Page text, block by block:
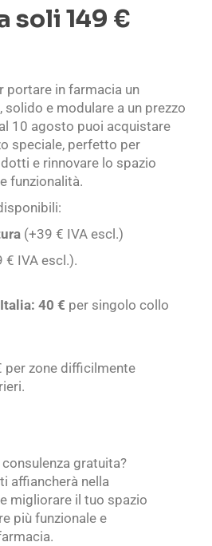
soli 149 €
portare in farmacia un
e modulare a un prezzo
10 agosto puoi acquistare
speciale, perfetto per
e rinnovare lo spazio
funzionalità.
(+39 € IVA escl.)
€ IVA escl.).
40 € per singolo collo
per zone difficilmente
gratuita?
affiancherà nella
migliorare il tuo spazio
più funzionale e